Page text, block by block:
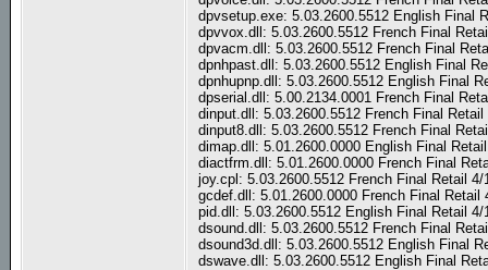
dpvsetup.exe: 5.03.2600.5512 English Final
dpvvox.dll: 5.03.2600.5512 French Final
dpvacm.dll: 5.03.2600.5512 French Final
dpnhpast.dll: 5.03.2600.5512 English Final
dpnhupnp.dll: 5.03.2600.5512 English Final
dpserial.dll: 5.00.2134.0001 French Final
dinput.dll: 5.03.2600.5512 French Final
dinput8.dll: 5.03.2600.5512 French Final
dimap.dll: 5.01.2600.0000 English Final
diactfrm.dll: 5.01.2600.0000 French Final
joy.cpl: 5.03.2600.5512 French Final Retail
gcdef.dll: 5.01.2600.0000 French Final Retail
pid.dll: 5.03.2600.5512 English Final Retail
dsound.dll: 5.03.2600.5512 French Final
dsound3d.dll: 5.03.2600.5512 English Final
dswave.dll: 5.03.2600.5512 English Final